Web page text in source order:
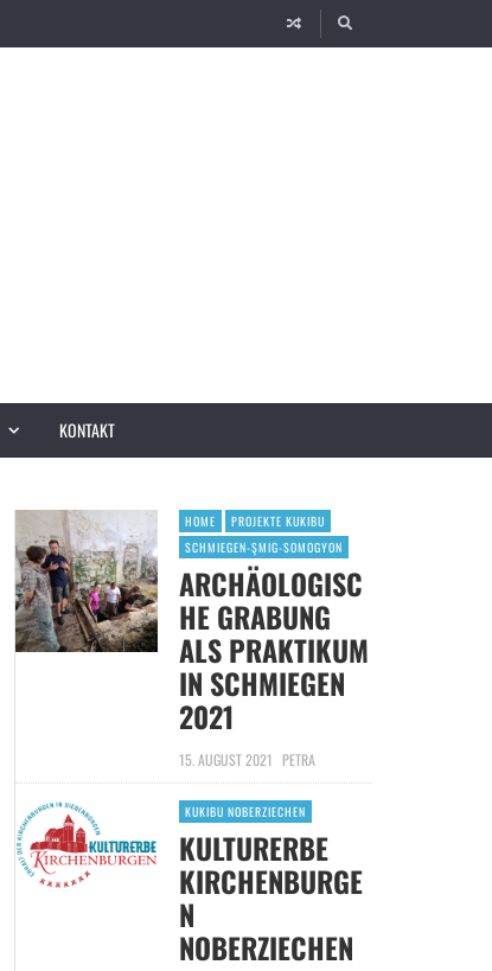
KONTAKT
HOME
PROJEKTE KUKIBU
SCHMIEGEN-ŞMIG-SOMOGYON
ARCHÄOLOGISC
HE GRABUNG
ALS PRAKTIKUM
IN SCHMIEGEN
2021
15. AUGUST 2021 PETRA
KUKIBU NOBERZIECHEN
KULTURERBE
KIRCHENBURGE
N
NOBERZIECHEN